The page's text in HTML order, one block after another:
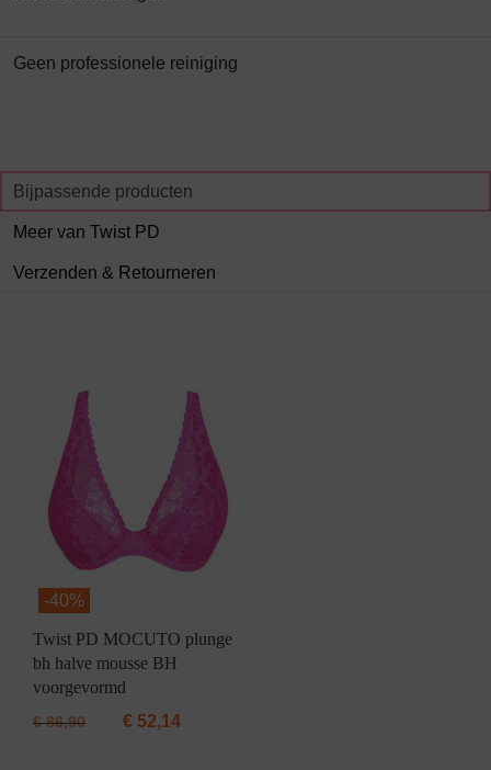
Geen professionele reiniging
Bijpassende producten
Meer van Twist PD
Verzenden & Retourneren
-40%
Twist PD MOCUTO plunge
bh halve mousse BH
voorgevormd
€86,90 € 52,14